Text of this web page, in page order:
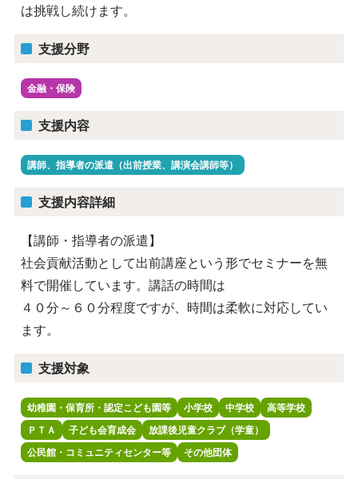
は挑戦し続けます。
支援分野
金融・保険
支援内容
講師、指導者の派遣（出前授業、講演会講師等）
支援内容詳細
【講師・指導者の派遣】
社会貢献活動として出前講座という形でセミナーを無
料で開催しています。講話の時間は
４０分～６０分程度ですが、時間は柔軟に対応してい
ます。
支援対象
幼稚園・保育所・認定こども園等 小学校 中学校
高等学校
ＰＴＡ
子ども会育成会
放課後児童クラブ（学童）
公民館・コミュニティセンター等
その他団体